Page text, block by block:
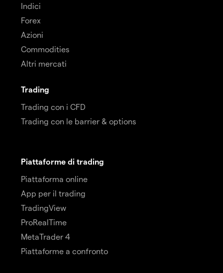
Indici
Forex
Azioni
Commodities
Altri mercati
Trading
Trading con i CFD
Trading con le barrier & options
Piattaforme di trading
Piattaforma online
App per il trading
TradingView
ProRealTime
MetaTrader 4
Piattaforme a confronto